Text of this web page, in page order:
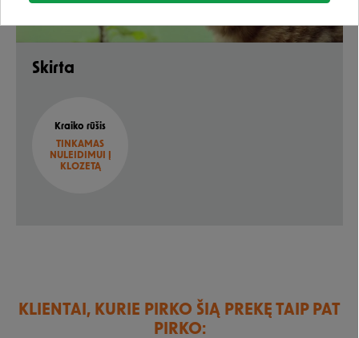
Skirta
Kraiko rūšis
TINKAMAS
NULEIDIMUI Į
KLOZETĄ
KLIENTAI, KURIE PIRKO ŠIĄ PREKĘ TAIP PAT
PIRKO:
Rašyti atsiliepimą